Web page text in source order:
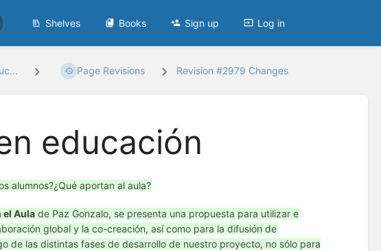
Shelves Books Sign up Log in
Page Revisions Revision #2979 Changes
educación
alumnos?¿Qué aportan al aula?
el Aula de Paz Gonzalo, se presenta una propuesta para utilizar e
global y la co-creación, así como para la difusión de
de las distintas fases de desarrollo de nuestro proyecto, no sólo para